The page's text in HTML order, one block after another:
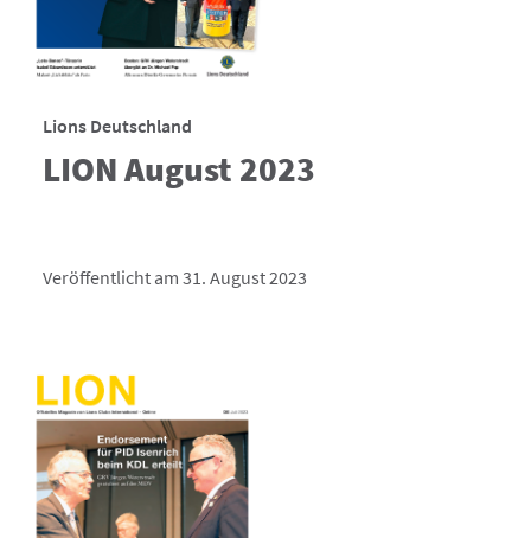
Lions Deutschland
LION August 2023
Veröffentlicht am 31. August 2023